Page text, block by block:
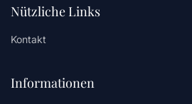
Nützliche Links
Kontakt
Informationen